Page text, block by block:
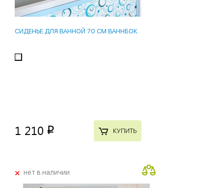
СИДЕНЬЕ ДЛЯ ВАННОЙ 70 СМ ВАННБОК
1 210 p КУПИТЬ
+нет в наличии